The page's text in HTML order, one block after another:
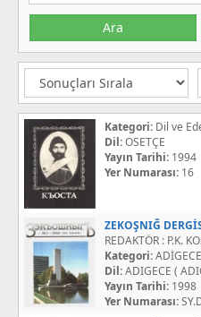
Kategori: Dil ve
Dil:OSETÇE
Yayın Tarihi: 1994
Yer Numarası: 16
ZEKOŞNIĞ
REDAKTÖR : P.K.
Kategori:
Dil:ADIGECE (
Yayın Tarihi: 1998
Yer Numarası: